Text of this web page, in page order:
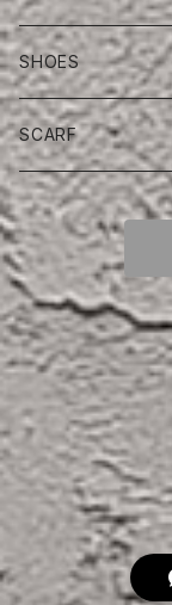
SHOES
SCARF